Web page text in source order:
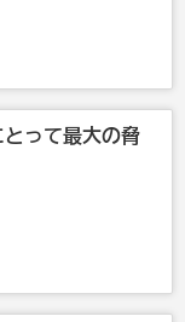
とって最大の脅